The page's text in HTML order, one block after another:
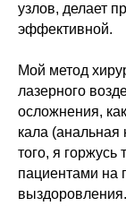
узлов, делает
эффективной.
Мой метод
лазерного
осложнения,
кала (анальная
того, я горжусь
пациентами на